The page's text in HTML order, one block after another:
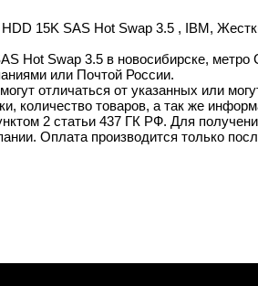
15K SAS Hot Swap 3.5 , IBM,
Hot Swap 3.5 в новосибирске, метро
или Почтой России.
отличаться от указанных или
количество товаров, а так же
2 статьи 437 ГК РФ. Для
Оплата производится только